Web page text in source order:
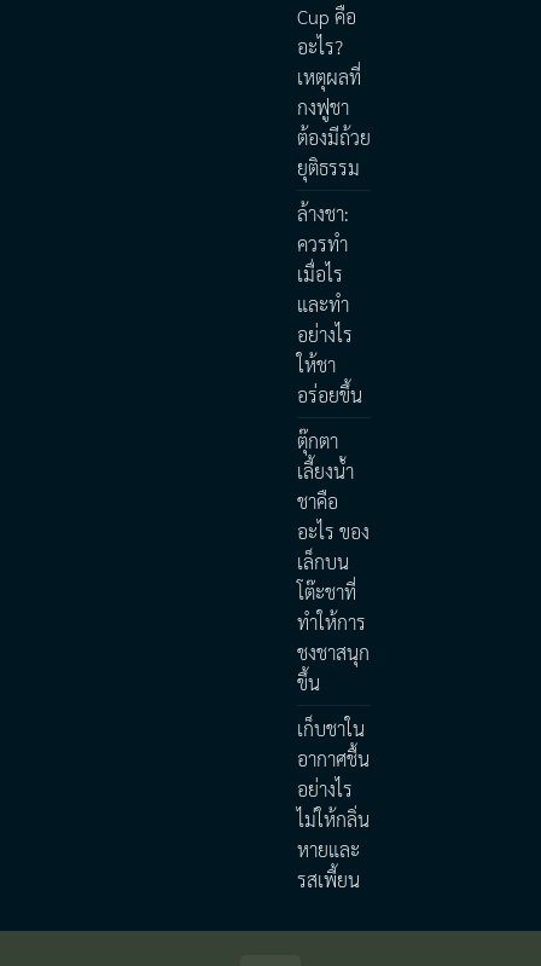
Cup คือ
อะไร?
เหตุผลที่
กงฟูชา
ต้องมีถ้วย
ยุติธรรม
ล้างชา:
ควรทำ
เมื่อไร
และทำ
อย่างไร
ให้ชา
อร่อยขึ้น
ตุ๊กตา
เลี้ยงน้ำ
ชาคือ
อะไร ของ
เล็กบน
โต๊ะชาที่
ทำให้การ
ชงชาสนุก
ขึ้น
เก็บชาใน
อากาศชื้น
อย่างไร
ไม่ให้กลิ่น
หายและ
รสเพี้ยน